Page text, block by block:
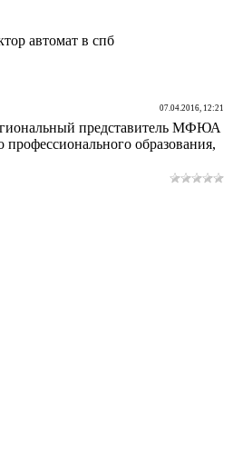
автомат в спб
07.04.2016, 12:21
представитель МФЮА
образования,